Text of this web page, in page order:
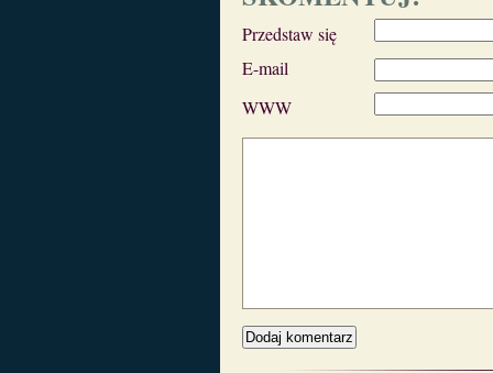
Przedstaw się
E-mail
WWW